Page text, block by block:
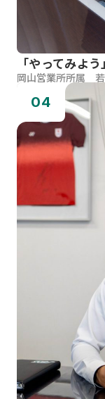
「やってみよ
岡山営業所所属
04